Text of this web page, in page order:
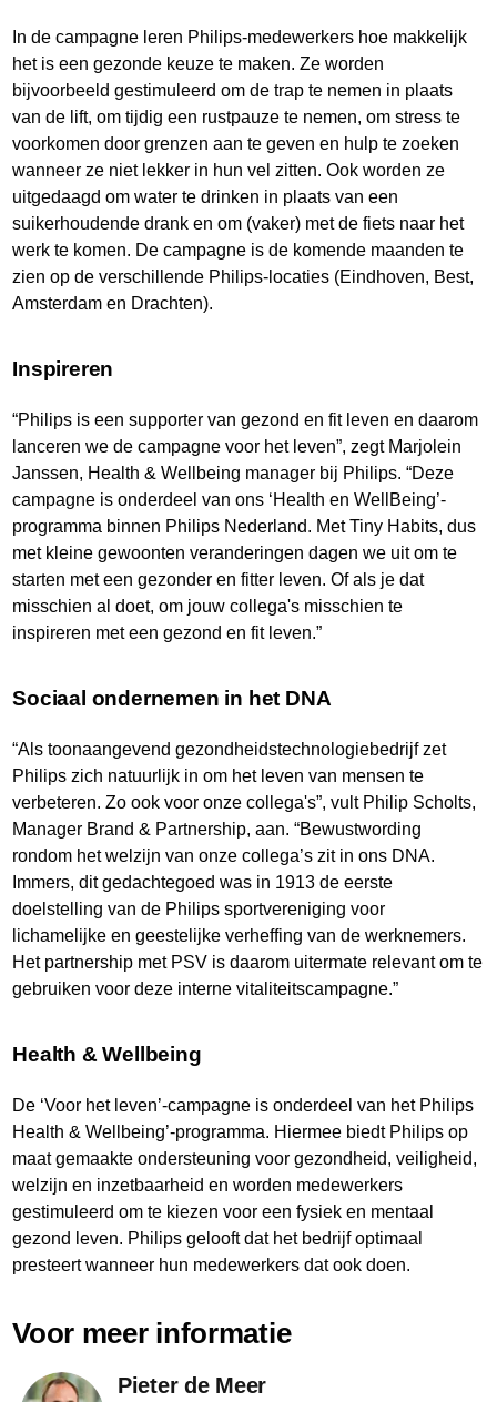
In de campagne leren Philips-medewerkers hoe makkelijk
het is een gezonde keuze te maken. Ze worden
bijvoorbeeld gestimuleerd om de trap te nemen in plaats
van de lift, om tijdig een rustpauze te nemen, om stress te
voorkomen door grenzen aan te geven en hulp te zoeken
wanneer ze niet lekker in hun vel zitten. Ook worden ze
uitgedaagd om water te drinken in plaats van een
suikerhoudende drank en om (vaker) met de fiets naar het
werk te komen. De campagne is de komende maanden te
zien op de verschillende Philips-locaties (Eindhoven, Best,
Amsterdam en Drachten).
Inspireren
“Philips is een supporter van gezond en fit leven en daarom
lanceren we de campagne voor het leven”, zegt Marjolein
Janssen, Health & Wellbeing manager bij Philips. “Deze
campagne is onderdeel van ons ‘Health en WellBeing’-
programma binnen Philips Nederland. Met Tiny Habits, dus
met kleine gewoonten veranderingen dagen we uit om te
starten met een gezonder en fitter leven. Of als je dat
misschien al doet, om jouw collega's misschien te
inspireren met een gezond en fit leven.”
Sociaal ondernemen in het DNA
“Als toonaangevend gezondheidstechnologiebedrijf zet
Philips zich natuurlijk in om het leven van mensen te
verbeteren. Zo ook voor onze collega's”, vult Philip Scholts,
Manager Brand & Partnership, aan. “Bewustwording
rondom het welzijn van onze collega’s zit in ons DNA.
Immers, dit gedachtegoed was in 1913 de eerste
doelstelling van de Philips sportvereniging voor
lichamelijke en geestelijke verheffing van de werknemers.
Het partnership met PSV is daarom uitermate relevant om te
gebruiken voor deze interne vitaliteitscampagne.”
Health & Wellbeing
De ‘Voor het leven’-campagne is onderdeel van het Philips
Health & Wellbeing’-programma. Hiermee biedt Philips op
maat gemaakte ondersteuning voor gezondheid, veiligheid,
welzijn en inzetbaarheid en worden medewerkers
gestimuleerd om te kiezen voor een fysiek en mentaal
gezond leven. Philips gelooft dat het bedrijf optimaal
presteert wanneer hun medewerkers dat ook doen.
Voor meer informatie
Pieter de Meer